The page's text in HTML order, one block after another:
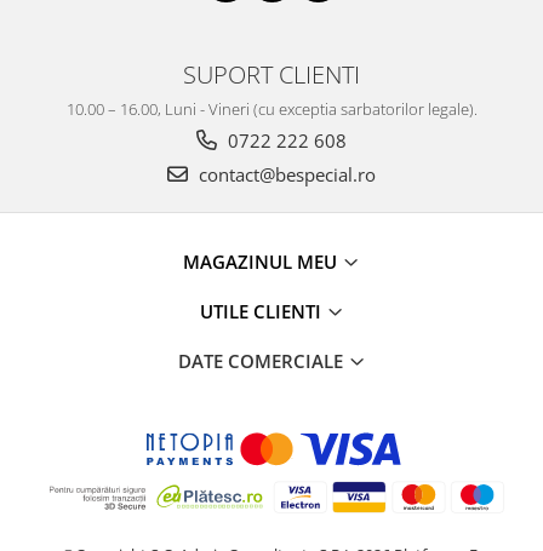
SUPORT CLIENTI
10.00 – 16.00, Luni - Vineri (cu exceptia sarbatorilor legale).
0722 222 608
contact@bespecial.ro
MAGAZINUL MEU
UTILE CLIENTI
DATE COMERCIALE